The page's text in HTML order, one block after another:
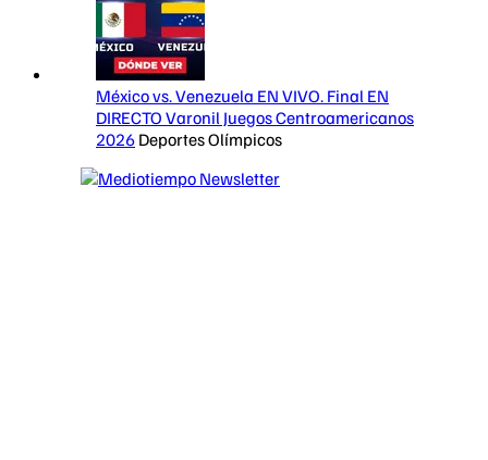
México vs. Venezuela EN VIVO. Final EN
DIRECTO Varonil Juegos Centroamericanos
2026 Deportes Olímpicos